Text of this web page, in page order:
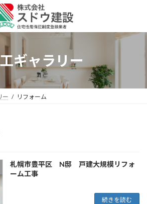
ギャラリー
ー リフォーム
札幌市豊平区 N邸 戸建大規模リフォ
ーム工事
続きを読む